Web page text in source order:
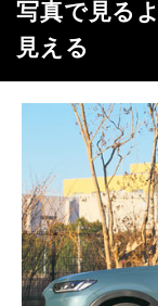
写真で見る
見える